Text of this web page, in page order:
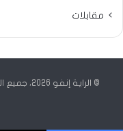
مقابلات
© الراية إنفو 2026، جميع الحقوق محفوظة |